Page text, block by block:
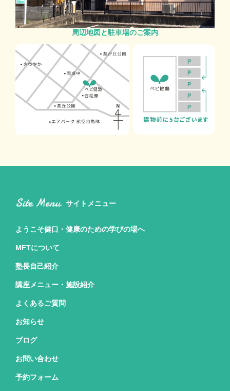
周辺地図と駐車場のご案内
Site Menu サイトメニュー
ようこそ健口・健康のための学びの場へ
MFTについて
塾長自己紹介
講座メニュー・施設紹介
よくあるご質問
お知らせ
ブログ
お問い合わせ
予約フォーム